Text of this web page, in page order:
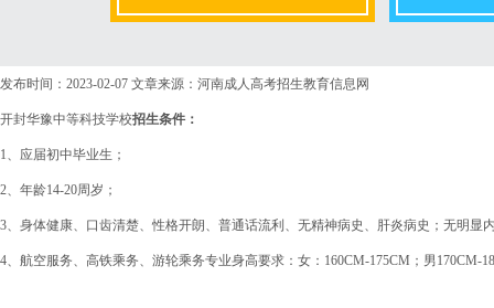
报名条件
考试时间
发布时间：2023-02-07 文章来源：河南成人高考招生教育信息网
开封华豫中等科技学校招生条件：
1、应届初中毕业生；
2、年龄14-20周岁；
3、身体健康、口齿清楚、性格开朗、普通话流利、无精神病史、肝炎病史；无明显
4、航空服务、高铁乘务、游轮乘务专业身高要求：女：160CM-175CM；男170CM-